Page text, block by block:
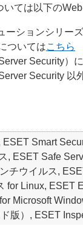
ては以下の
ーションシリー
ついてはこちら
Security）
Security 以
Smart
, ESET Safe
チウイルス,
for Linux, ESET
Microsoft
版）, ESET